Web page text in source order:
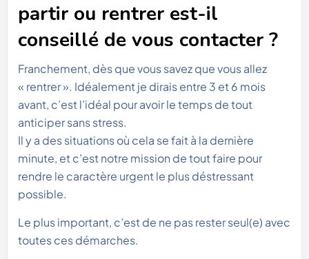
partir ou rentrer est-il
conseillé de vous contacter ?
Franchement, dès que vous savez que vous allez
« rentrer ». Idéalement je dirais entre 3 et 6 mois
avant, c’est l’idéal pour avoir le temps de tout
anticiper sans stress.
Il y a des situations où cela se fait à la dernière
minute, et c’est notre mission de tout faire pour
rendre le caractère urgent le plus déstressant
possible.
Le plus important, c’est de ne pas rester seul(e) avec
toutes ces démarches.